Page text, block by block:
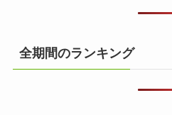
全期間のランキング